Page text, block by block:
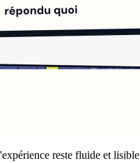
reste fluide et